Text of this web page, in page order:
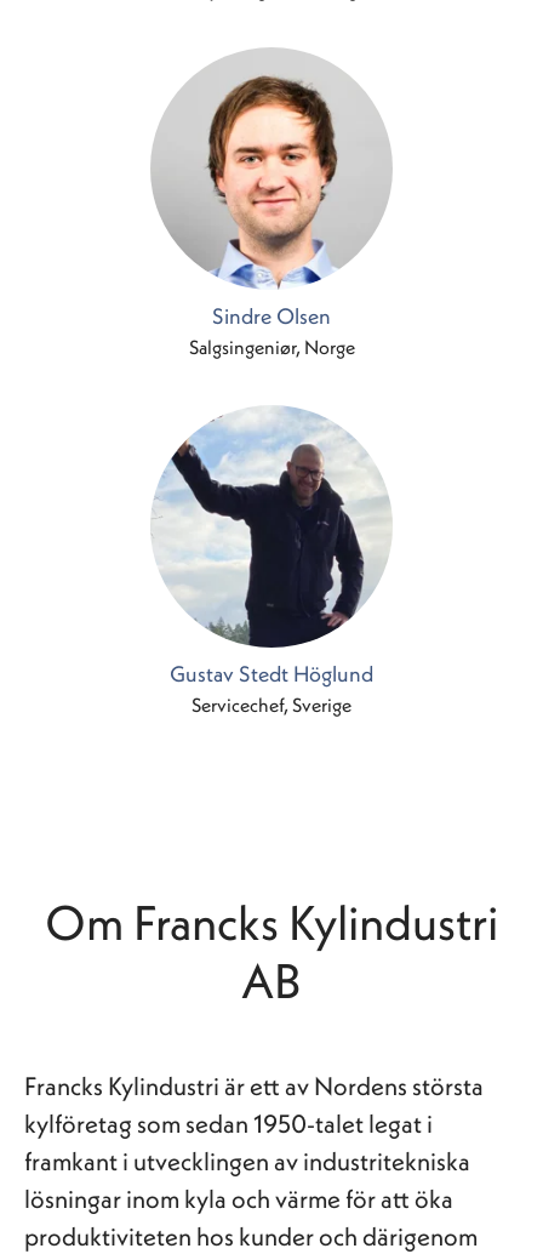
Sindre Olsen
Salgsingeniør, Norge
Gustav Stedt Höglund
Servicechef, Sverige
Om Francks Kylindustri
AB
Francks Kylindustri är ett av Nordens största
kylföretag som sedan 1950-talet legat i
framkant i utvecklingen av industritekniska
lösningar inom kyla och värme för att öka
produktiviteten hos kunder och därigenom